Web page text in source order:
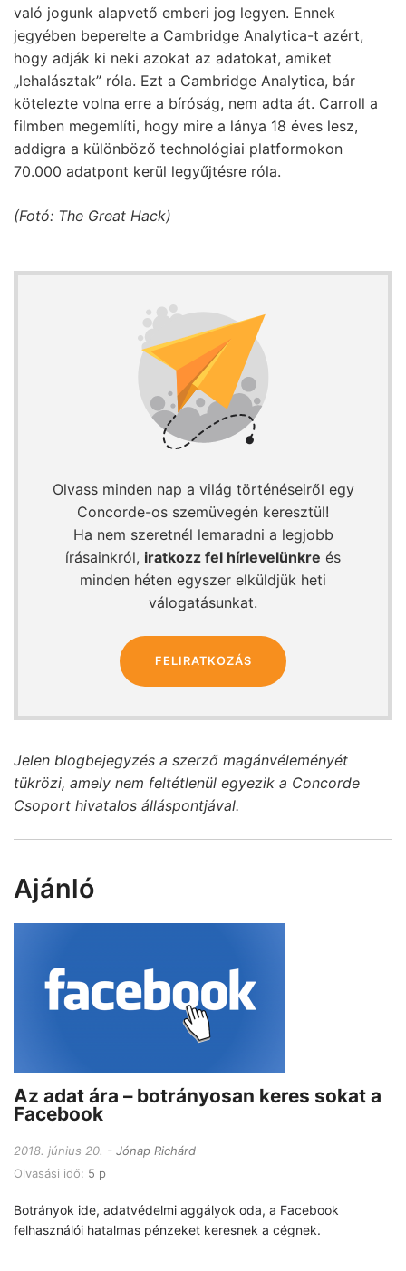
való jogunk alapvető emberi jog legyen. Ennek
jegyében beperelte a Cambridge Analytica-t azért,
hogy adják ki neki azokat az adatokat, amiket
„lehalásztak” róla. Ezt a Cambridge Analytica, bár
kötelezte volna erre a bíróság, nem adta át. Carroll a
filmben megemlíti, hogy mire a lánya 18 éves lesz,
addigra a különböző technológiai platformokon
70.000 adatpont kerül legyűjtésre róla.
(Fotó: The Great Hack)
Olvass minden nap a világ történéseiről egy
Concorde-os szemüvegén keresztül!
Ha nem szeretnél lemaradni a legjobb
írásainkról, iratkozz fel hírlevelünkre és
minden héten egyszer elküldjük heti
válogatásunkat.
FELIRATKOZÁS
Jelen blogbejegyzés a szerző magánvéleményét
tükrözi, amely nem feltétlenül egyezik a Concorde
Csoport hivatalos álláspontjával.
Ajánló
Az adat ára – botrányosan keres sokat a
Facebook
2018. június 20.
Jónap Richárd
Olvasási idő: 5 p
Botrányok ide, adatvédelmi aggályok oda, a Facebook
felhasználói hatalmas pénzeket keresnek a cégnek.